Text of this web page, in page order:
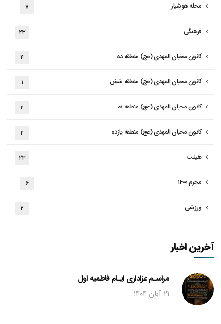
محله هوشیار ۷
فرهنگی ۲۳
کانون محبان المهدی (عج) منطقه ده ۴
کانون محبان المهدی (عج) منطقه شش ۱
کانون محبان المهدی (عج) منطقه نه ۲
کانون محبان المهدی (عج) منطقه یازده ۲
هیئت ۲۳
محرم ۱۴۰۰ ۶
ورزشی ۲
آخرین اخبار
مراسـم عزاداری ایـام فاطمیه اول
۲۱ آبان ۱۴۰۴